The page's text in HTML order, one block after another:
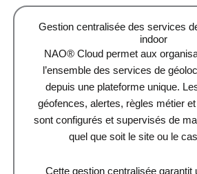
Gestion centralisée des services
indoor
NAO® Cloud permet aux
l’ensemble des services de
depuis une plateforme unique.
géofences, alertes, règles métier
sont configurés et supervisés de
quel que soit le site ou le
Cette gestion centralisée garantit